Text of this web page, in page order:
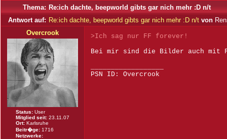
Thema: Re:ich dachte, beepworld gibts gar nich mehr :D n/t
Antwort auf: Re:ich dachte, beepworld gibts gar nich mehr :D n/t von
Overcrook
Status: User
Mitglied seit: 23.11.07
Ort: Karlsruhe
Beitr�ge: 1716
Netzwerke:
>Ich sag nur FF forever!
Bei mir sind die Bilder auch mit
PSN ID: Overcrook